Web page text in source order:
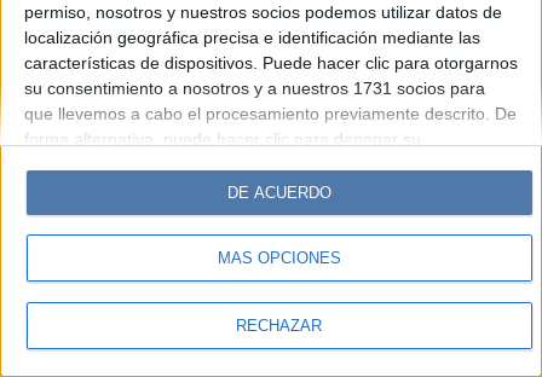
permiso, nosotros y nuestros socios podemos utilizar datos de
localización geográfica precisa e identificación mediante las
características de dispositivos. Puede hacer clic para otorgarnos
su consentimiento a nosotros y a nuestros 1731 socios para
que llevemos a cabo el procesamiento previamente descrito. De
forma alternativa, puede hacer clic para denegar su
cambiar sus preferencias antes de otorgar su consentimiento.
Tenga en cuenta que algún procesamiento de sus datos
personales puede no requerir de su consentimiento, pero usted
tiene el derecho de rechazar tal procesamiento. Sus
sus preferencias o retirar su consentimiento en cualquier
MÁS OPCIONES
RECHAZAR
DE ACUERDO